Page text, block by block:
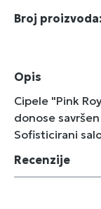
Broj proizvoda:
Opis
Cipele "Pink
donose
Sofisticirani
Recenzije